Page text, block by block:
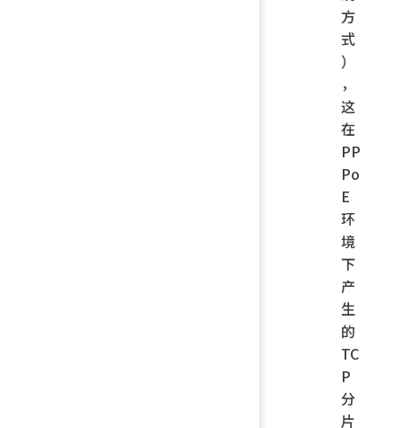
方
式
）
，
这
在
PP
Po
E
环
境
下
产
生
的
TC
P
分
片